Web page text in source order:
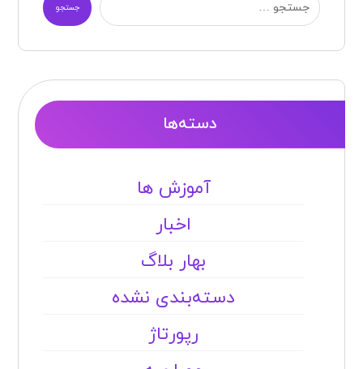
جستجو
دسته‌ها
آموزش ها
اخبار
بهار بلاگ
دسته‌بندی نشده
رپورتاژ